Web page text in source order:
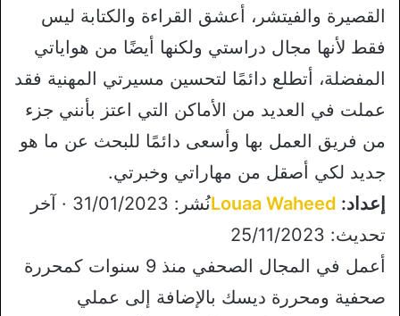
القصيرة والفيتشر، أعشق القراءة والكتابة ليس
فقط لأنها مجال دراستي ولكنها أيضًا من هواياتي
المفضلة، أتطلع دائمًا لتحسين مسيرتي المهنية فقد
عملت في العديد من الأماكن التي اعتز بأنني جزء
من فريق العمل بها وأسعى دائمًا للبحث عن ما هو
جديد لكي أصقل من مهاراتي وخبرتي.
إعداد: Louaa Waheed
نُشر: 31/01/2023 · آخر
تحديث: 25/11/2023
أعمل في المجال الصحفي منذ 9 سنوات كمحررة
صحفية ومحررة ديسك بالإضافة إلى عملي